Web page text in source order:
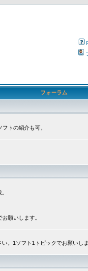
フォーラム
トの紹介も可。
願いします。
。1ソフト1トピックでお願いし